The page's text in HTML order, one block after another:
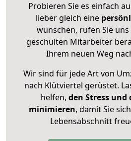
Probieren Sie es einfach
lieber gleich eine
wünschen, rufen Sie
geschulten Mitarbeiter
Ihrem neuen Weg
Wir sind für jede Art von
nach Klütviertel gerüstet.
helfen, den Stress und
minimieren, damit Sie
Lebensabschnitt